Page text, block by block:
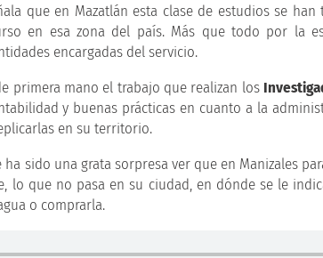
que en Mazatlán esta clase de estudios se
en esa zona del país. Más que todo por la
encargadas del servicio.
primera mano el trabajo que realizan los
y buenas prácticas en cuanto a la
en su territorio.
ha sido una grata sorpresa ver que en Manizales
lo que no pasa en su ciudad, en dónde se le
o comprarla.